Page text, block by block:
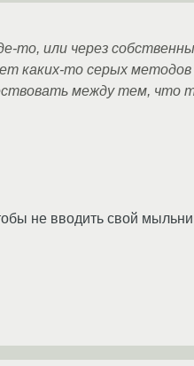
то, или через
каких-то серых методов
между тем, что
не вводить свой